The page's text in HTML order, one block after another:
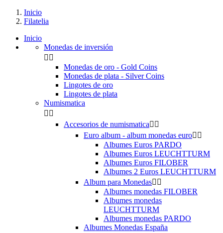
Inicio
Filatelia
Inicio
Monedas de inversión
 
Monedas de oro - Gold Coins
Monedas de plata - Silver Coins
Lingotes de oro
Lingotes de plata
Numismatica
 
Accesorios de numismatica 
Euro album - album monedas euro 
Albumes Euros PARDO
Albumes Euros LEUCHTTURM
Albumes Euros FILOBER
Albumes 2 Euros LEUCHTTURM
Album para Monedas 
Albumes monedas FILOBER
Albumes monedas
LEUCHTTURM
Albumes monedas PARDO
Albumes Monedas España